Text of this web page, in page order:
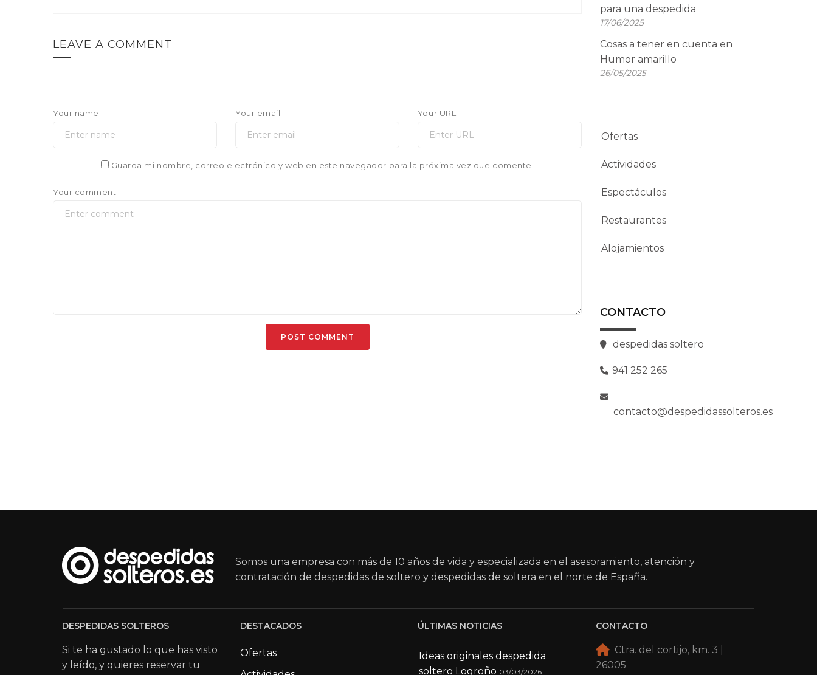
LEAVE A COMMENT
Your name Your email Your URL
Guarda mi nombre, correo electrónico y web en este navegador para la próxima vez que comente.
Your comment
para una despedida
17/06/2025
Cosas a tener en cuenta en
Humor amarillo
26/05/2025
Ofertas
Actividades
Espectáculos
Restaurantes
Alojamientos
CONTACTO
despedidas soltero
941 252 265
contacto@despedidassolteros.es
Somos una empresa con más de 10 años de vida y especializada en el asesoramiento, atención y
contratación de despedidas de soltero y despedidas de soltera en el norte de España.
DESPEDIDAS SOLTEROS
Si te ha gustado lo que has visto
y leído, y quieres reservar tu
DESTACADOS
Ofertas
ÚLTIMAS NOTICIAS
Ideas originales despedida
soltero Logroño 03/03/2026
CONTACTO
Ctra. del cortijo, km. 3 |
26005